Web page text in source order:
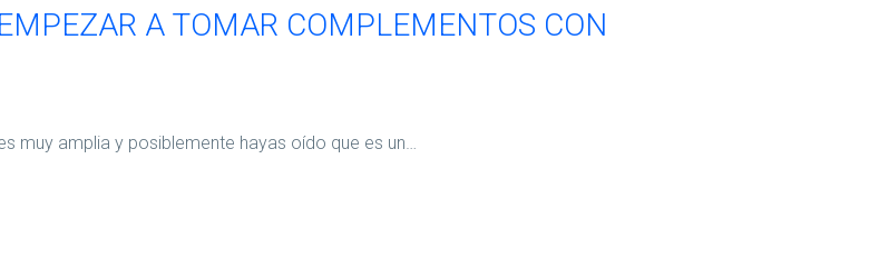
A TOMAR COMPLEMENTOS CON
muy amplia y posiblemente hayas oído que es un…